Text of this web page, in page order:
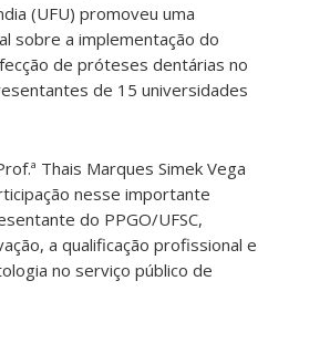
(UFU) promoveu uma
sobre a implementação do
de próteses dentárias no
de 15 universidades
Thais Marques Simek Vega
nesse importante
do PPGO/UFSC,
a qualificação profissional e
no serviço público de